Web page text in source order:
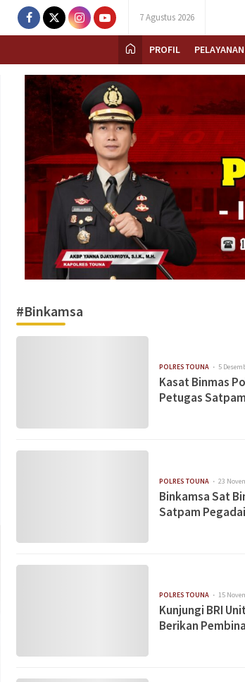
7 Agustus 2026
PROFIL PELAYANAN
#Binkamsa
POLRES TOUNA 5
Kasat Binmas
Petugas
POLRES TOUNA 23
Binkamsa Sat
Satpam
POLRES TOUNA 15
Kunjungi BRI
Berikan